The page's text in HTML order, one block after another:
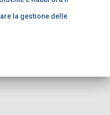
la gestione delle